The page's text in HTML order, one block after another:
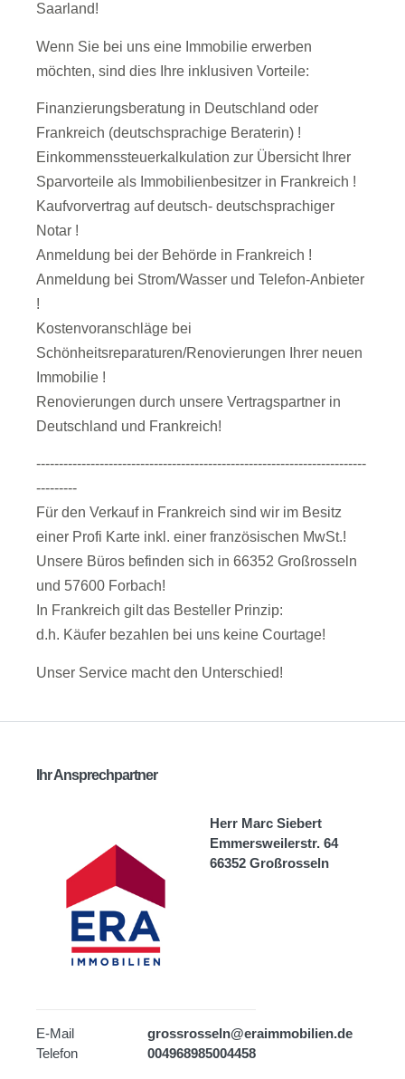
Saarland!
Wenn Sie bei uns eine Immobilie erwerben
möchten, sind dies Ihre inklusiven Vorteile:
Finanzierungsberatung in Deutschland oder
Frankreich (deutschsprachige Beraterin) !
Einkommenssteuerkalkulation zur Übersicht Ihrer
Sparvorteile als Immobilienbesitzer in Frankreich !
Kaufvorvertrag auf deutsch- deutschsprachiger
Notar !
Anmeldung bei der Behörde in Frankreich !
Anmeldung bei Strom/Wasser und Telefon-Anbieter
!
Kostenvoranschläge bei
Schönheitsreparaturen/Renovierungen Ihrer neuen
Immobilie !
Renovierungen durch unsere Vertragspartner in
Deutschland und Frankreich!
-------------------------------------------------------------------------
---------
Für den Verkauf in Frankreich sind wir im Besitz
einer Profi Karte inkl. einer französischen MwSt.!
Unsere Büros befinden sich in 66352 Großrosseln
und 57600 Forbach!
In Frankreich gilt das Besteller Prinzip:
d.h. Käufer bezahlen bei uns keine Courtage!
Unser Service macht den Unterschied!
Ihr Ansprechpartner
Herr Marc Siebert
Emmersweilerstr. 64
66352 Großrosseln
E-Mail
grossrosseln@eraimmobilien.de
Telefon
004968985004458